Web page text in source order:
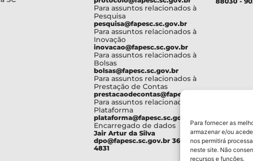
Para fornecer as
armazenar e/ou
nos permitirá
neste site. Não
recursos e funções.
Para assuntos relacionados à
Pesquisa
pesquisa@fapesc.sc.gov.br
Para assuntos relacionados à
Inovação
inovacao@fapesc.sc.gov.br
Para assuntos relacionados à
Bolsas
bolsas@fapesc.sc.gov.br
Para assuntos relacionados à
Prestação de Contas
prestacaodecontas@fapesc.sc.gov.br
Para assuntos relacionados à
Plataforma
plataforma@fapesc.sc.gov.br
Encarregado de dados
Jair Artur da Silva
dpo@fapesc.sc.gov.br 3665-
4831